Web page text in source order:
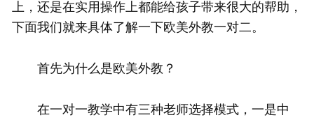
上，还是在实用操作上都能给孩子带来很大的帮助，
下面我们就来具体了解一下欧美外教一对二。
首先为什么是欧美外教？
在一对一教学中有三种老师选择模式，一是中